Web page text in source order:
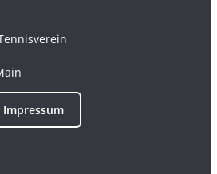
Impressum